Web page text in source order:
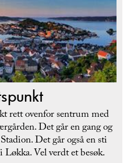
rett ovenfor sentrum med
Det går en gang og
Det går også en sti
Vel verdt et besøk.